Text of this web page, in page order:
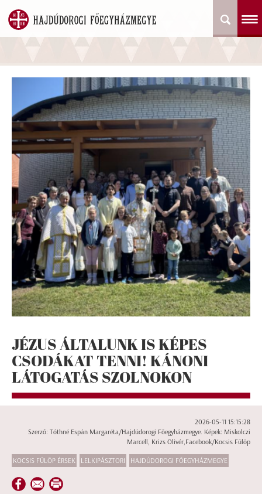
JÉZUS ÁLTALUNK IS KÉPES
CSODÁKAT TENNI! KÁNONI
LÁTOGATÁS SZOLNOKON
2026-05-11 15:15:28
Szerző: Tóthné Espán Margaréta/Hajdúdorogi Főegyházmegye. Képek: Miskolczi
Marcell, Krizs Olivér,Facebook/Kocsis Fülöp
KOCSIS FÜLÖP ÉRSEK LELKIPÁSZTORI HAJDÚDOROGI FŐEGYHÁZMEGYE